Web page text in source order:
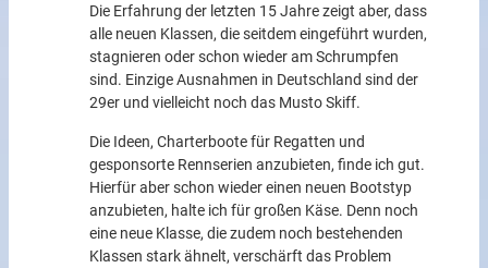
Die Erfahrung der letzten 15 Jahre zeigt aber, dass
alle neuen Klassen, die seitdem eingeführt wurden,
stagnieren oder schon wieder am Schrumpfen
sind. Einzige Ausnahmen in Deutschland sind der
29er und vielleicht noch das Musto Skiff.
Die Ideen, Charterboote für Regatten und
gesponsorte Rennserien anzubieten, finde ich gut.
Hierfür aber schon wieder einen neuen Bootstyp
anzubieten, halte ich für großen Käse. Denn noch
eine neue Klasse, die zudem noch bestehenden
Klassen stark ähnelt, verschärft das Problem